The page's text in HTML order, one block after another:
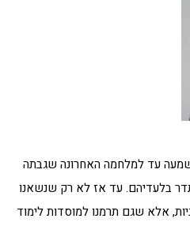
עד למלחמה האחרונה שגבתה
בלעדיהם. עד אז לא רק שנשאנו
אלא שגם תרמנו למוסדות לימוד